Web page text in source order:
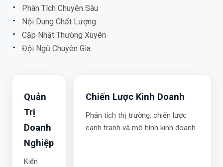
Phân Tích Chuyên Sâu
Nội Dung Chất Lượng
Cập Nhật Thường Xuyên
Đội Ngũ Chuyên Gia
Quản
Trị
Doanh
Nghiệp
Kiến
Chiến Lược Kinh Doanh
Phân tích thị trường, chiến lược
cạnh tranh và mô hình kinh doanh